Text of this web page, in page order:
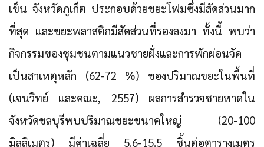
เข็น จังหวัดภูเก็ต ประกอบด้วยขยะโฟมซึ่งมีสัดส่วนมาก
ที่สุด และขยะพลาสติกมีสัดส่วนที่รองลงมา ทั้งนี้ พบว่า
กิจกรรมของชุมชนตามแนวชายฝั่งและการพักผ่อนจัด
เป็นสาเหตุหลัก (62-72 %) ของปริมาณขยะในพื้นที่
(เจนวิทย์ และคณะ, 2557) ผลการสำรวจชายหาดใน
จังหวัดชลบุรีพบปริมาณขยะขนาดใหญ่ (20-100
มิลลิเมตร) มีค่าเฉลี่ย 5.6-15.5 ชิ้นต่อตารางเมตร